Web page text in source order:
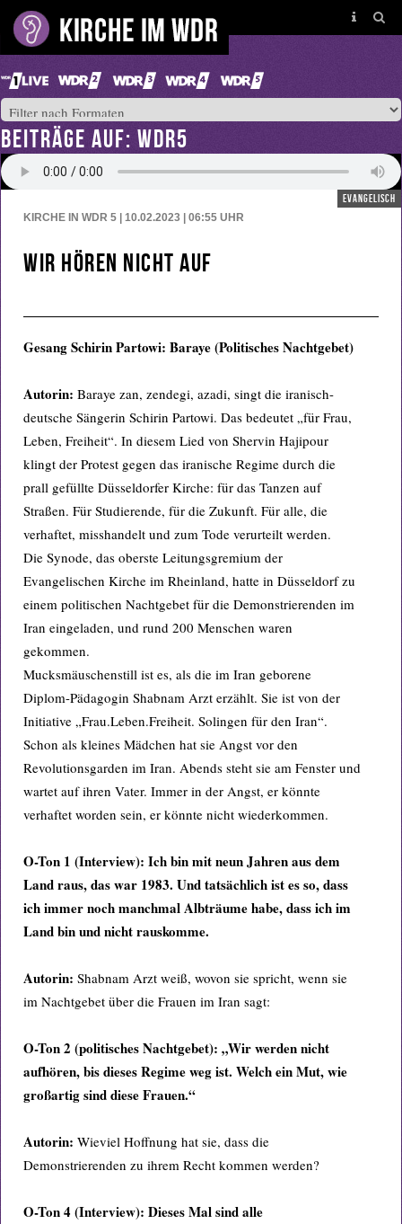
BEITRÄGE AUF: WDR5
evangelisch
KIRCHE IN WDR 5 | 10.02.2023 | 06:55 UHR
Wir hören nicht auf
Gesang Schirin Partowi: Baraye (Politisches Nachtgebet)
Autorin: Baraye zan, zendegi, azadi, singt die iranisch-
deutsche Sängerin Schirin Partowi. Das bedeutet „für Frau,
Leben, Freiheit“. In diesem Lied von Shervin Hajipour
klingt der Protest gegen das iranische Regime durch die
prall gefüllte Düsseldorfer Kirche: für das Tanzen auf
Straßen. Für Studierende, für die Zukunft. Für alle, die
verhaftet, misshandelt und zum Tode verurteilt werden.
Die Synode, das oberste Leitungsgremium der
Evangelischen Kirche im Rheinland, hatte in Düsseldorf zu
einem politischen Nachtgebet für die Demonstrierenden im
Iran eingeladen, und rund 200 Menschen waren
gekommen.
Mucksmäuschenstill ist es, als die im Iran geborene
Diplom-Pädagogin Shabnam Arzt erzählt. Sie ist von der
Initiative „Frau.Leben.Freiheit. Solingen für den Iran“.
Schon als kleines Mädchen hat sie Angst vor den
Revolutionsgarden im Iran. Abends steht sie am Fenster und
wartet auf ihren Vater. Immer in der Angst, er könnte
verhaftet worden sein, er könnte nicht wiederkommen.
O-Ton 1 (Interview): Ich bin mit neun Jahren aus dem
Land raus, das war 1983. Und tatsächlich ist es so, dass
ich immer noch manchmal Albträume habe, dass ich im
Land bin und nicht rauskomme.
Autorin: Shabnam Arzt weiß, wovon sie spricht, wenn sie
im Nachtgebet über die Frauen im Iran sagt:
O-Ton 2 (politisches Nachtgebet): „Wir werden nicht
aufhören, bis dieses Regime weg ist. Welch ein Mut, wie
großartig sind diese Frauen.“
Autorin: Wieviel Hoffnung hat sie, dass die
Demonstrierenden zu ihrem Recht kommen werden?
O-Ton 4 (Interview): Dieses Mal sind alle